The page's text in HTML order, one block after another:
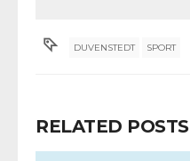
DUVENSTEDT SPORT
RELATED POSTS